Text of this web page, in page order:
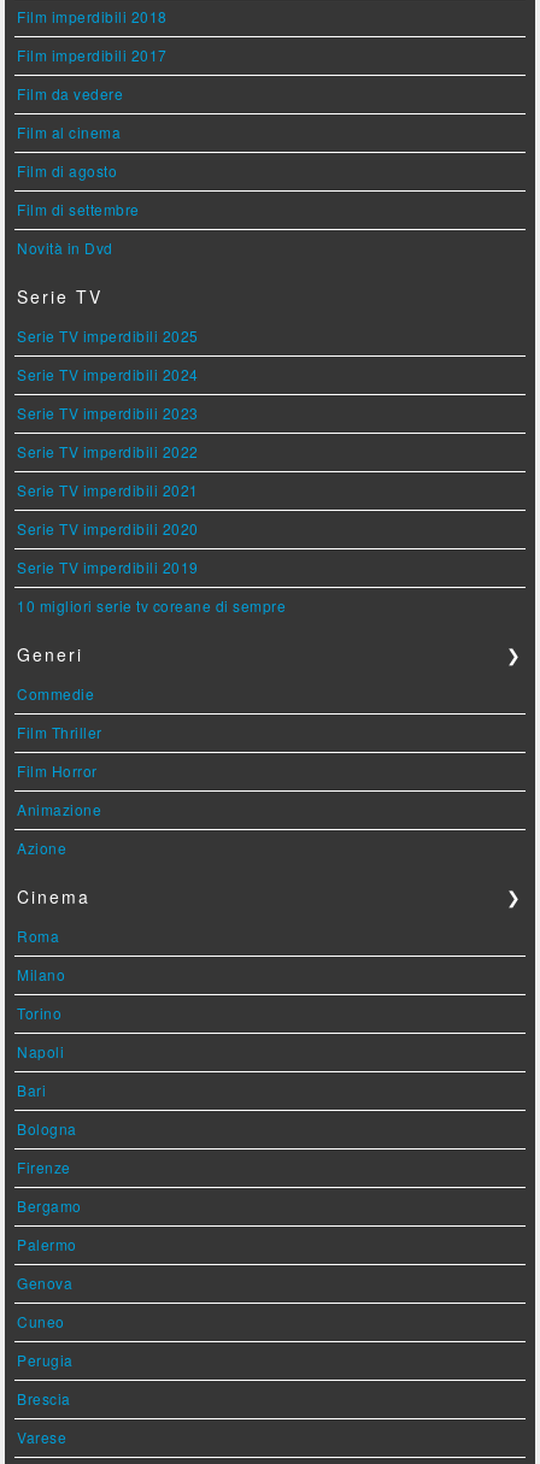
Film imperdibili 2018
Film imperdibili 2017
Film da vedere
Film al cinema
Film di agosto
Film di settembre
Novità in Dvd
Serie TV
Serie TV imperdibili 2025
Serie TV imperdibili 2024
Serie TV imperdibili 2023
Serie TV imperdibili 2022
Serie TV imperdibili 2021
Serie TV imperdibili 2020
Serie TV imperdibili 2019
10 migliori serie tv coreane di sempre
Generi ❯
Commedie
Film Thriller
Film Horror
Animazione
Azione
Cinema ❯
Roma
Milano
Torino
Napoli
Bari
Bologna
Firenze
Bergamo
Palermo
Genova
Cuneo
Perugia
Brescia
Varese